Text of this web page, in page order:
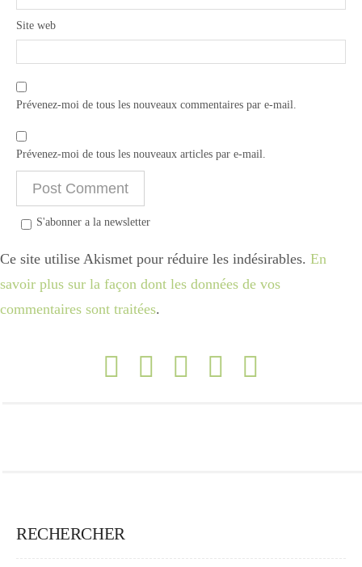
Site web
Prévenez-moi de tous les nouveaux commentaires par e-mail.
Prévenez-moi de tous les nouveaux articles par e-mail.
S'abonner a la newsletter
Ce site utilise Akismet pour réduire les indésirables. En
savoir plus sur la façon dont les données de vos
commentaires sont traitées.
RECHERCHER